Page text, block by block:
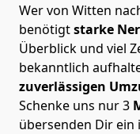
Wer von Witten
benötigtstarke
Überblick und viel
bekanntlich
zuverlässigen
Schenke uns nur3
übersenden Dir ein